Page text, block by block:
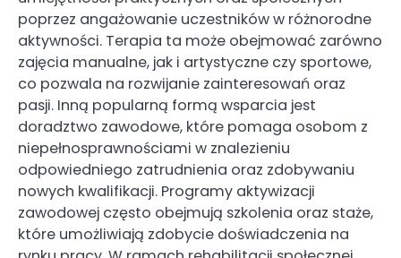
poprzez angażowanie uczestników w różnorodne
aktywności. Terapia ta może obejmować zarówno
zajęcia manualne, jak i artystyczne czy sportowe,
co pozwala na rozwijanie zainteresowań oraz
pasji. Inną popularną formą wsparcia jest
doradztwo zawodowe, które pomaga osobom z
niepełnosprawnościami w znalezieniu
odpowiedniego zatrudnienia oraz zdobywaniu
nowych kwalifikacji. Programy aktywizacji
zawodowej często obejmują szkolenia oraz staże,
które umożliwiają zdobycie doświadczenia na